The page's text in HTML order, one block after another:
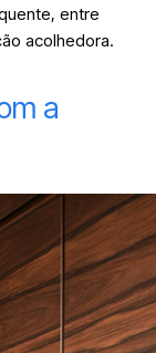
entre
acolhedora.
a